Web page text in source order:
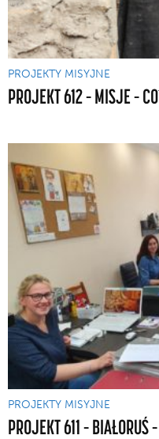
PROJEKTY MISYJNE
PROJEKT 612 – MISJE –
PROJEKTY MISYJNE
PROJEKT 611 – BIAŁORUŚ